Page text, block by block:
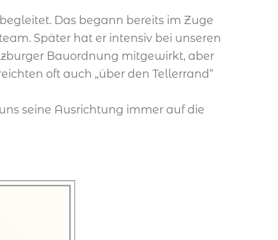
Das begann bereits im Zuge
Später hat er intensiv bei unseren
Bauordnung mitgewirkt, aber
oft auch „über den Tellerrand“
seine Ausrichtung immer auf die